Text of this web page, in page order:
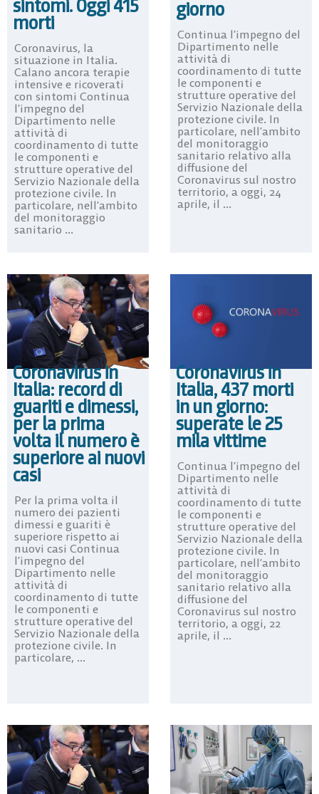
sintomi. Oggi 415
morti
Coronavirus, la
situazione in Italia.
Calano ancora terapie
intensive e ricoverati
con sintomi Continua
l’impegno del
Dipartimento nelle
attività di
coordinamento di tutte
le componenti e
strutture operative del
Servizio Nazionale della
protezione civile. In
particolare, nell’ambito
del monitoraggio
sanitario ...
giorno
Continua l’impegno del
Dipartimento nelle
attività di
coordinamento di tutte
le componenti e
strutture operative del
Servizio Nazionale della
protezione civile. In
particolare, nell’ambito
del monitoraggio
sanitario relativo alla
diffusione del
Coronavirus sul nostro
territorio, a oggi, 24
aprile, il ...
Coronavirus in
Italia: record di
guariti e dimessi,
per la prima
volta il numero è
superiore ai nuovi
casi
Per la prima volta il
numero dei pazienti
dimessi e guariti è
superiore rispetto ai
nuovi casi Continua
l’impegno del
Dipartimento nelle
attività di
coordinamento di tutte
le componenti e
strutture operative del
Servizio Nazionale della
protezione civile. In
particolare, ...
Coronavirus in
Italia, 437 morti
in un giorno:
superate le 25
mila vittime
Continua l’impegno del
Dipartimento nelle
attività di
coordinamento di tutte
le componenti e
strutture operative del
Servizio Nazionale della
protezione civile. In
particolare, nell’ambito
del monitoraggio
sanitario relativo alla
diffusione del
Coronavirus sul nostro
territorio, a oggi, 22
aprile, il ...